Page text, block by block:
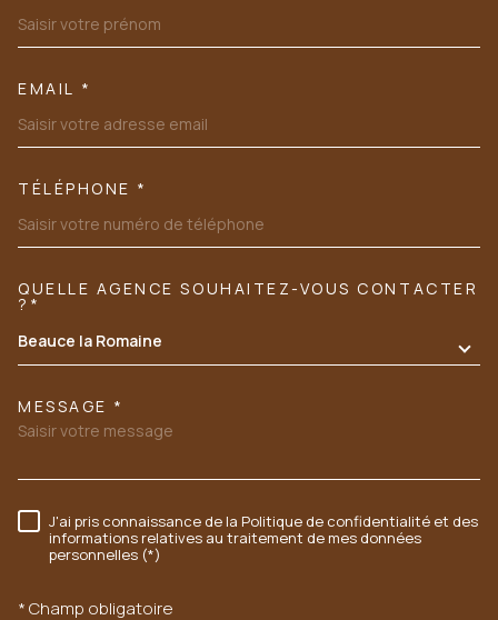
EMAIL *
TÉLÉPHONE *
TRAD_MELTEM_VOREDEMANDE
QUELLE AGENCE SOUHAITEZ-VOUS CONTACTER
?*
Beauce la Romaine
MESSAGE *
RÈGLEMENTATION
J'ai pris connaissance de la Politique de confidentialité et des
informations relatives au traitement de mes données
personnelles (*)
* Champ obligatoire